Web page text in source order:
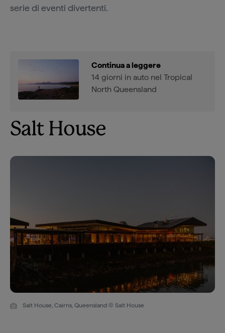
serie di eventi divertenti.
Continua a leggere
14 giorni in auto nel Tropical
North Queensland
Salt House
Salt House, Cairns, Queensland © Salt House